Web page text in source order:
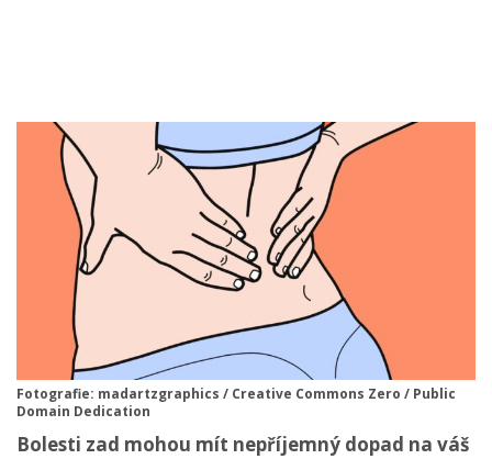
Fotografie: madartzgraphics / Creative Commons Zero / Public
Domain Dedication
Bolesti zad mohou mít nepříjemný dopad na váš